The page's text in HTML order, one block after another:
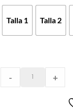
Talla 1 Talla 2
|
- +